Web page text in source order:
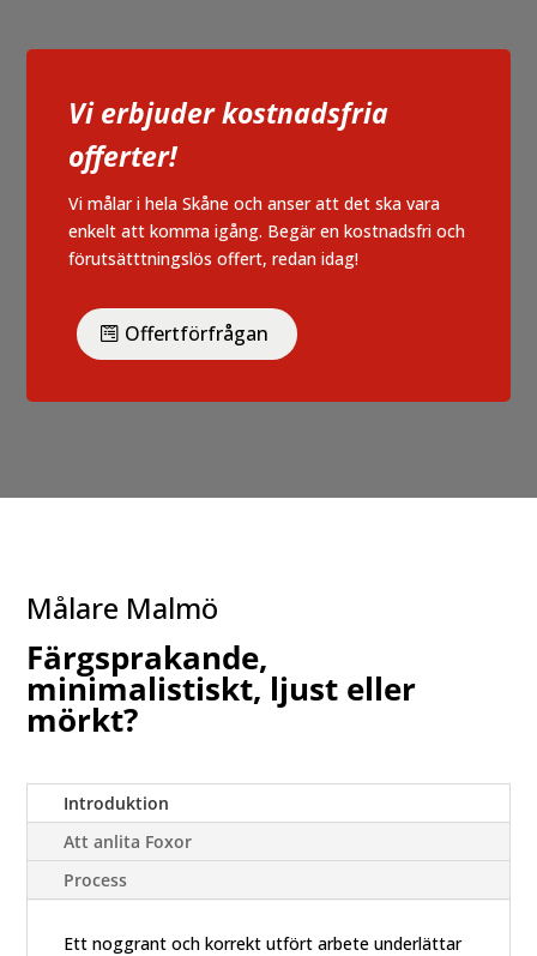
Vi erbjuder kostnadsfria
offerter!
Vi målar i hela Skåne och anser att det ska vara
enkelt att komma igång. Begär en kostnadsfri och
förutsätttningslös offert, redan idag!
Offertförfrågan
Målare Malmö
Färgsprakande,
minimalistiskt, ljust eller
mörkt?
Introduktion
Att anlita Foxor
Process
Ett noggrant och korrekt utfört arbete underlättar